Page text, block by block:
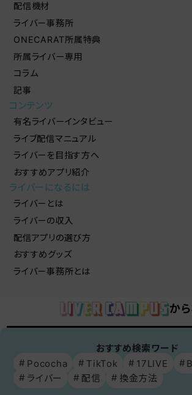
配信機材
ライバー事務所
ONECARAT所属特典
所属ライバー専用
コラム
記事
コンテンツ
有名ライバーインタビュー
ライブ配信マニュアル
ライバーを目指す方へ
おすすめアプリ紹介
ライバーになるには
ライバーとは
ライバーの収入
配信アプリの選び方
おすすめグッズ
ライバー事務所とは
か
おすすめ検索ワード
Pococha
TikTok 17LIVE
ライバー
配信 換金方法